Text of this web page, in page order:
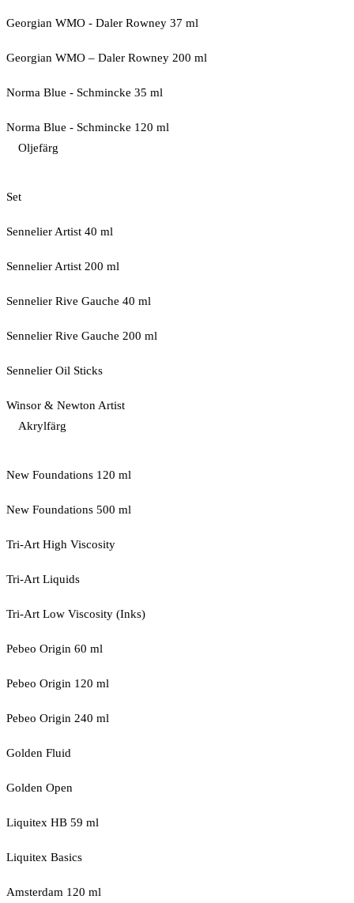
Georgian WMO - Daler Rowney 37 ml
Georgian WMO – Daler Rowney 200 ml
Norma Blue - Schmincke 35 ml
Norma Blue - Schmincke 120 ml
Oljefärg
Set
Sennelier Artist 40 ml
Sennelier Artist 200 ml
Sennelier Rive Gauche 40 ml
Sennelier Rive Gauche 200 ml
Sennelier Oil Sticks
Winsor & Newton Artist
Akrylfärg
New Foundations 120 ml
New Foundations 500 ml
Tri-Art High Viscosity
Tri-Art Liquids
Tri-Art Low Viscosity (Inks)
Pebeo Origin 60 ml
Pebeo Origin 120 ml
Pebeo Origin 240 ml
Golden Fluid
Golden Open
Liquitex HB 59 ml
Liquitex Basics
Amsterdam 120 ml